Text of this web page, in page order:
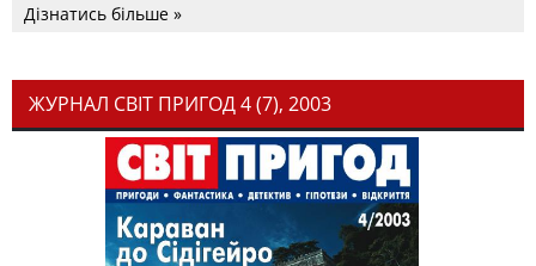
Дізнатись більше »
ЖУРНАЛ СВІТ ПРИГОД 4 (7), 2003